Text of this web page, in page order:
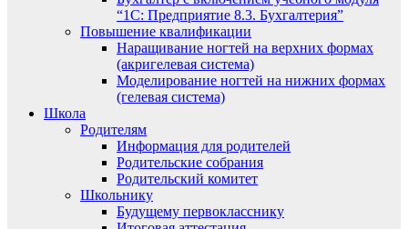
“1С: Предприятие 8.3. Бухгалтерия”
Повышение квалификации
Наращивание ногтей на верхних формах
(акригелевая система)
Моделирование ногтей на нижних формах
(гелевая система)
Школа
Родителям
Информация для родителей
Родительские собрания
Родительский комитет
Школьнику
Будущему первокласснику